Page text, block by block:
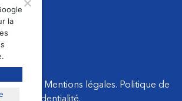
Mentions légales. Politique de
la